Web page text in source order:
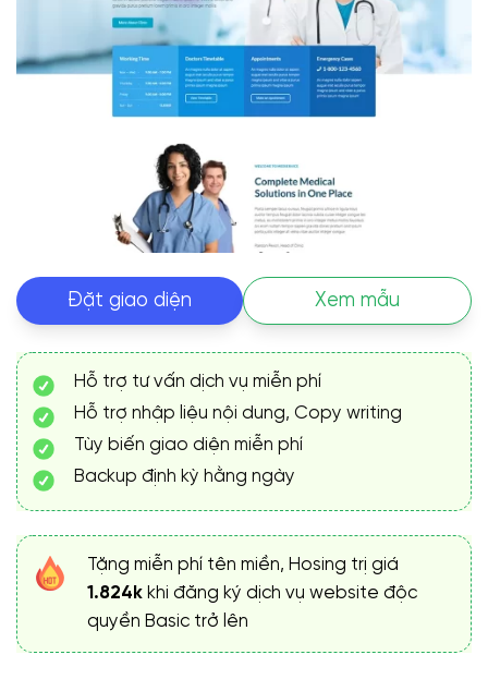
Đặt giao diện Xem mẫu
Hỗ trợ tư vấn dịch vụ miễn phí
Hỗ trợ nhập liệu nội dung, Copy writing
Tùy biến giao diện miễn phí
Backup định kỳ hằng ngày
Tặng miễn phí tên miền, Hosing trị giá
1.824k khi đăng ký dịch vụ website độc
quyền Basic trở lên